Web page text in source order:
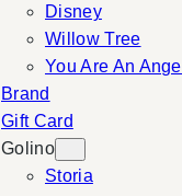
Disney
Willow Tree
You Are An Angel
Brand
Gift Card
Golino
Storia